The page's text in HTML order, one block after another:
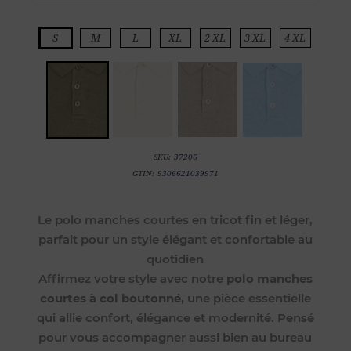
S M L XL 2 XL 3 XL 4 XL
SKU: 37206
GTIN: 9306621039971
Le polo manches courtes en tricot fin et léger,
parfait pour un style élégant et confortable au
quotidien
Affirmez votre style avec notre polo manches
courtes à col boutonné, une pièce essentielle
qui allie confort, élégance et modernité. Pensé
pour vous accompagner aussi bien au bureau